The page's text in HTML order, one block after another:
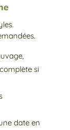
si
date en